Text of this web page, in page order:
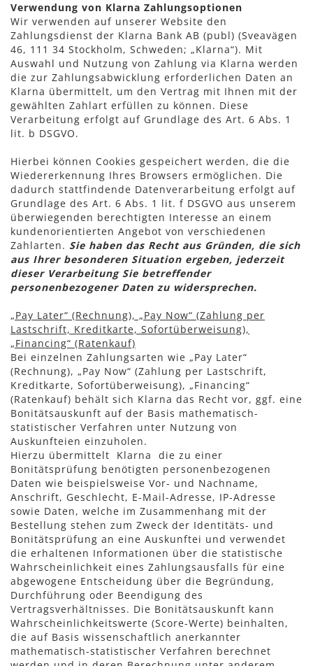
Verwendung von Klarna Zahlungsoptionen
Wir verwenden auf unserer Website den
Zahlungsdienst der Klarna Bank AB (publ) (Sveavägen
46, 111 34 Stockholm, Schweden; „Klarna“). Mit
Auswahl und Nutzung von Zahlung via Klarna werden
die zur Zahlungsabwicklung erforderlichen Daten an
Klarna übermittelt, um den Vertrag mit Ihnen mit der
gewählten Zahlart erfüllen zu können. Diese
Verarbeitung erfolgt auf Grundlage des Art. 6 Abs. 1
lit. b DSGVO.
Hierbei können Cookies gespeichert werden, die die
Wiedererkennung Ihres Browsers ermöglichen. Die
dadurch stattfindende Datenverarbeitung erfolgt auf
Grundlage des Art. 6 Abs. 1 lit. f DSGVO aus unserem
überwiegenden berechtigten Interesse an einem
kundenorientierten Angebot von verschiedenen
Zahlarten. Sie haben das Recht aus Gründen, die sich
aus Ihrer besonderen Situation ergeben, jederzeit
dieser Verarbeitung Sie betreffender
personenbezogener Daten zu widersprechen.
„Pay Later“ (Rechnung), „Pay Now“ (Zahlung per
Lastschrift, Kreditkarte, Sofortüberweisung),
„Financing“ (Ratenkauf)
Bei einzelnen Zahlungsarten wie „Pay Later“
(Rechnung), „Pay Now“ (Zahlung per Lastschrift,
Kreditkarte, Sofortüberweisung), „Financing“
(Ratenkauf) behält sich Klarna das Recht vor, ggf. eine
Bonitätsauskunft auf der Basis mathematisch-
statistischer Verfahren unter Nutzung von
Auskunfteien einzuholen.
Hierzu übermittelt Klarna die zu einer
Bonitätsprüfung benötigten personenbezogenen
Daten wie beispielsweise Vor- und Nachname,
Anschrift, Geschlecht, E-Mail-Adresse, IP-Adresse
sowie Daten, welche im Zusammenhang mit der
Bestellung stehen zum Zweck der Identitäts- und
Bonitätsprüfung an eine Auskunftei und verwendet
die erhaltenen Informationen über die statistische
Wahrscheinlichkeit eines Zahlungsausfalls für eine
abgewogene Entscheidung über die Begründung,
Durchführung oder Beendigung des
Vertragsverhältnisses. Die Bonitätsauskunft kann
Wahrscheinlichkeitswerte (Score-Werte) beinhalten,
die auf Basis wissenschaftlich anerkannter
mathematisch-statistischer Verfahren berechnet